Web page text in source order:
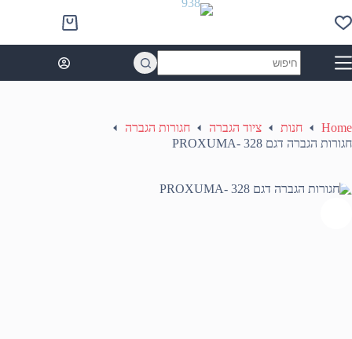
to
content
Shopping
cart
results
Home חנות ציוד הגברה
חגורות הגברה
חגורות הגברה דגם 328 -PROXUMA